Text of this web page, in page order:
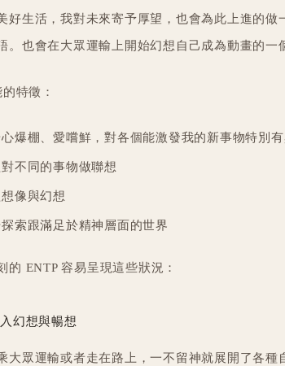
好生活，我對未來寄予厚望，也會為此上進的做
。也會在大眾運輸上開始幻想自己成為動畫的一
特徵：
爆棚、愛嚐鮮，對各個能激發我的新事物特別
不同的事物做聯想
像與幻想
探索跟滿足於精神層面的世界
的 ENTP 容易呈現這些狀況：
幻想與暢想
大眾運輸或者走在路上，一不留神就展開了各